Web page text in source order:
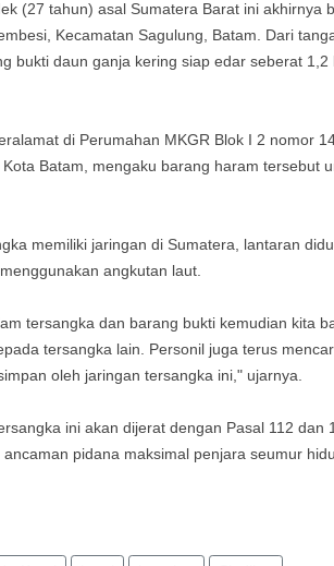
(27 tahun) asal Sumatera Barat ini akhirnya
Kecamatan Sagulung, Batam. Dari
bukti daun ganja kering siap edar seberat 1,2
di Perumahan MKGR Blok I 2 nomor
Batam, mengaku barang haram tersebut
memiliki jaringan di Sumatera, lantaran
angkutan laut.
tersangka dan barang bukti kemudian kita
tersangka lain. Personil juga terus
oleh jaringan tersangka ini," ujarnya.
ini akan dijerat dengan Pasal 112 dan
pidana maksimal penjara seumur